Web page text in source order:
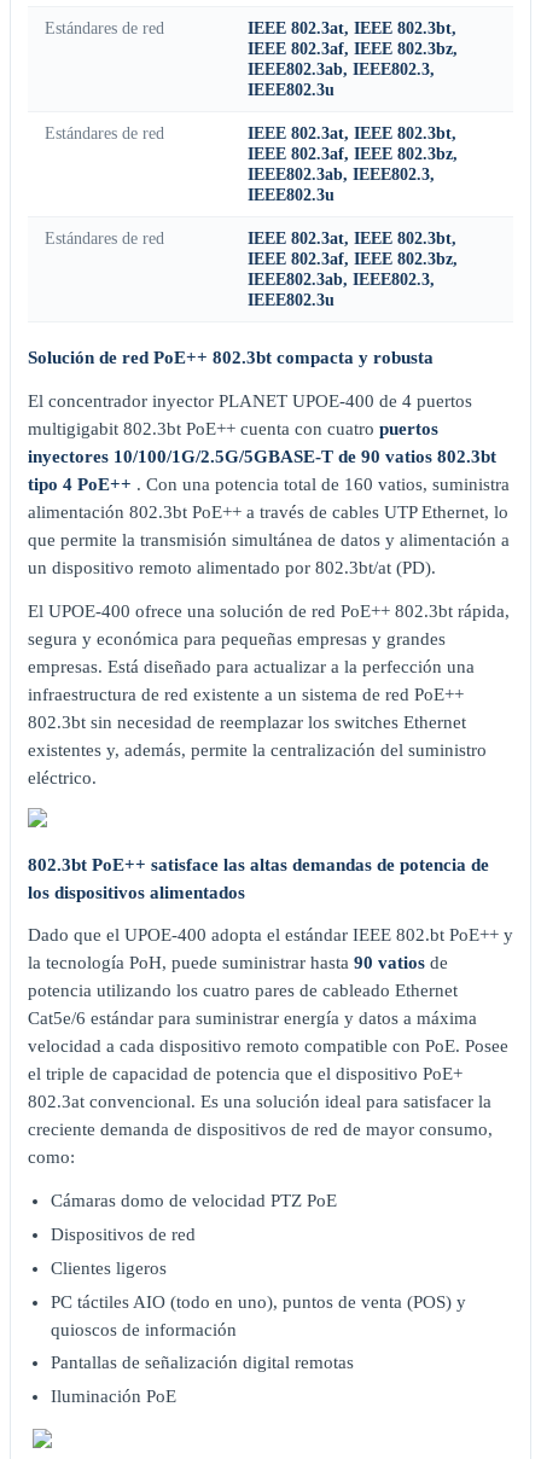
Estándares de red
IEEE 802.3at, IEEE 802.3bt,
IEEE 802.3af, IEEE 802.3bz,
IEEE802.3ab, IEEE802.3,
IEEE802.3u
Estándares de red
IEEE 802.3at, IEEE 802.3bt,
IEEE 802.3af, IEEE 802.3bz,
IEEE802.3ab, IEEE802.3,
IEEE802.3u
Estándares de red
IEEE 802.3at, IEEE 802.3bt,
IEEE 802.3af, IEEE 802.3bz,
IEEE802.3ab, IEEE802.3,
IEEE802.3u
Solución de red PoE++ 802.3bt compacta y robusta
El concentrador inyector PLANET UPOE-400 de 4 puertos
multigigabit 802.3bt PoE++ cuenta con cuatro puertos
inyectores 10/100/1G/2.5G/5GBASE-T de 90 vatios 802.3bt
tipo 4 PoE++ . Con una potencia total de 160 vatios, suministra
alimentación 802.3bt PoE++ a través de cables UTP Ethernet, lo
que permite la transmisión simultánea de datos y alimentación a
un dispositivo remoto alimentado por 802.3bt/at (PD).
El UPOE-400 ofrece una solución de red PoE++ 802.3bt rápida,
segura y económica para pequeñas empresas y grandes
empresas. Está diseñado para actualizar a la perfección una
infraestructura de red existente a un sistema de red PoE++
802.3bt sin necesidad de reemplazar los switches Ethernet
existentes y, además, permite la centralización del suministro
eléctrico.
802.3bt PoE++ satisface las altas demandas de potencia de
los dispositivos alimentados
Dado que el UPOE-400 adopta el estándar IEEE 802.bt PoE++ y
la tecnología PoH, puede suministrar hasta 90 vatios de
potencia utilizando los cuatro pares de cableado Ethernet
Cat5e/6 estándar para suministrar energía y datos a máxima
velocidad a cada dispositivo remoto compatible con PoE. Posee
el triple de capacidad de potencia que el dispositivo PoE+
802.3at convencional. Es una solución ideal para satisfacer la
creciente demanda de dispositivos de red de mayor consumo,
como:
Cámaras domo de velocidad PTZ PoE
Dispositivos de red
Clientes ligeros
PC táctiles AIO (todo en uno), puntos de venta (POS) y
quioscos de información
Pantallas de señalización digital remotas
Iluminación PoE